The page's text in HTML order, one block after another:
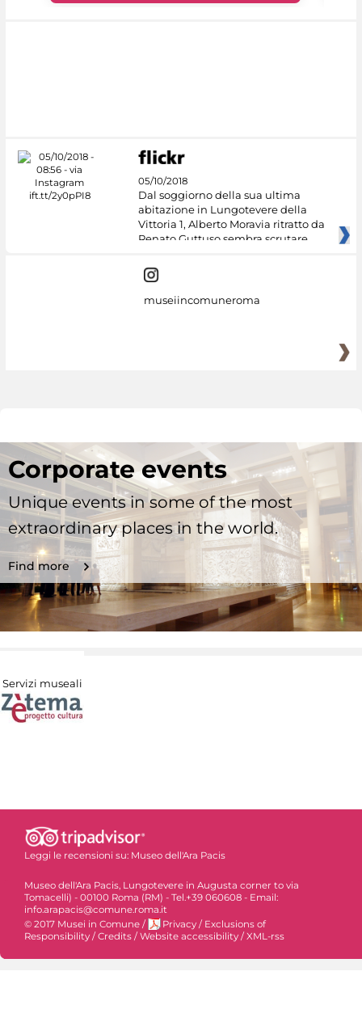
05/10/2018
Dal soggiorno della sua ultima
abitazione in Lungotevere della
Vittoria 1, Alberto Moravia ritratto da
Renato Guttuso sembra scrutare
museiincomuneroma
Corporate events
Unique events in some of the most
extraordinary places in the world.
Find more
Servizi museali
Leggi le recensioni su: Museo dell'Ara Pacis
Museo dell'Ara Pacis, Lungotevere in Augusta corner to via
Tomacelli) - 00100 Roma (RM) - Tel.+39 060608 - Email:
info.arapacis@comune.roma.it
© 2017 Musei in Comune / Privacy / Exclusions of
Responsibility /Credits /Website accessibility /XML-rss